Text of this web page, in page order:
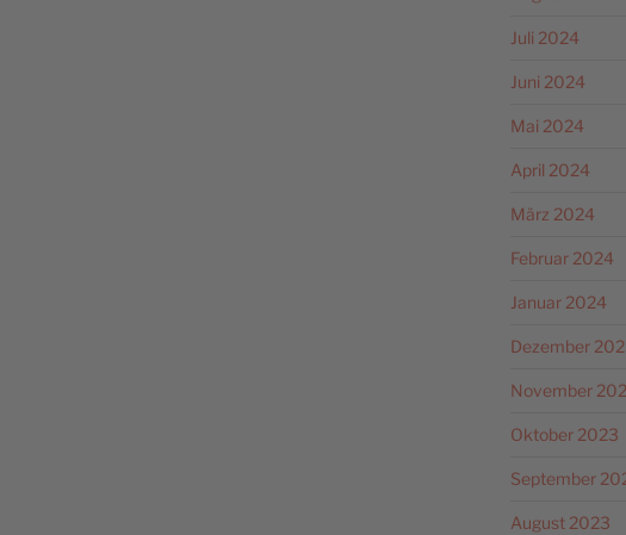
Juli 2024
Juni 2024
Mai 2024
April 2024
März 2024
Februar 2024
Januar 2024
Dezember
November
Oktober 2023
September
August 2023